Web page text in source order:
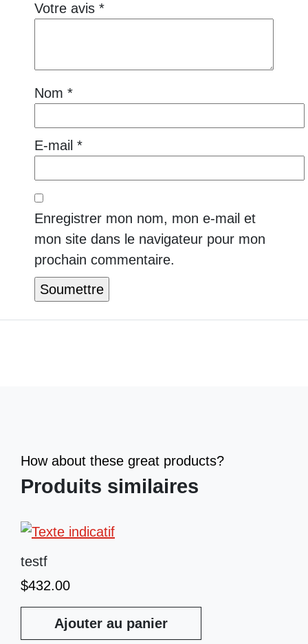
Votre avis *
Nom *
E-mail *
Enregistrer mon nom, mon e-mail et
mon site dans le navigateur pour mon
prochain commentaire.
How about these great products?
Produits similaires
testf
$432.00
Ajouter au panier